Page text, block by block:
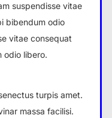
suspendisse vitae
bibendum odio
vitae consequat
odio libero.
turpis amet.
massa facilisi.